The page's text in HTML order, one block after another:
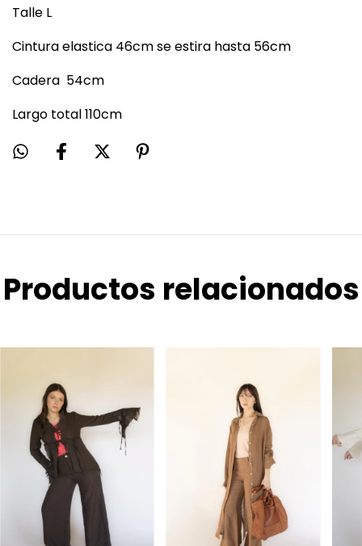
Talle L
Cintura elastica 46cm se estira hasta 56cm
Cadera 54cm
Largo total 110cm
Productos relacionados